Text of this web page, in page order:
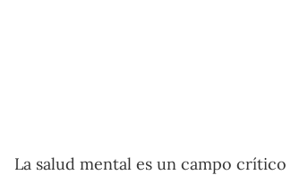
La salud mental es un campo